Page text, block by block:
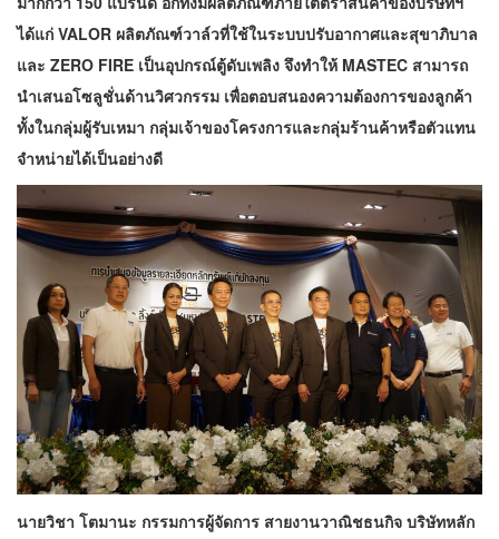
ได้แก่ VALOR ผลิตภัณฑ์วาล์วที่ใช้ในระบบปรับอากาศและสุขาภิบาล
และ ZERO FIRE เป็นอุปกรณ์ตู้ดับเพลิง จึงทำให้ MASTEC สามารถ
นำเสนอโซลูชั่นด้านวิศวกรรม เพื่อตอบสนองความต้องการของลูกค้า
ทั้งในกลุ่มผู้รับเหมา กลุ่มเจ้าของโครงการและกลุ่มร้านค้าหรือตัวแทน
จำหน่ายได้เป็นอย่างดี
นายวิชา โตมานะ กรรมการผู้จัดการ สายงานวาณิชธนกิจ บริษัทหลัก